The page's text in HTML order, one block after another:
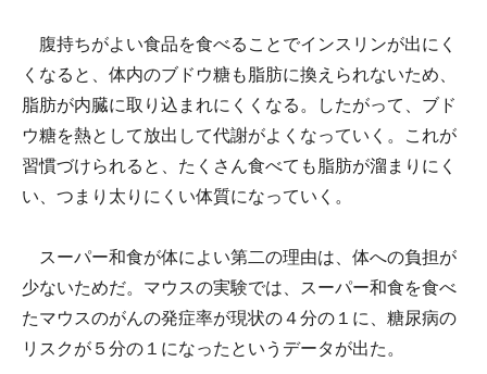
腹持ちがよい食品を食べることでインスリンが出にく
くなると、体内のブドウ糖も脂肪に換えられないため、
脂肪が内臓に取り込まれにくくなる。したがって、ブド
ウ糖を熱として放出して代謝がよくなっていく。これが
習慣づけられると、たくさん食べても脂肪が溜まりにく
い、つまり太りにくい体質になっていく。
スーパー和食が体によい第二の理由は、体への負担が
少ないためだ。マウスの実験では、スーパー和食を食べ
たマウスのがんの発症率が現状の４分の１に、糖尿病の
リスクが５分の１になったというデータが出た。